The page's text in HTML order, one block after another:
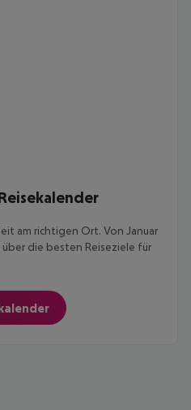
am richtigen Ort. Von Januar
die besten Reiseziele für